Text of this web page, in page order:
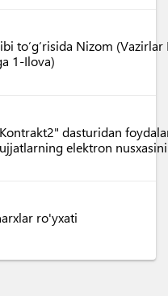
to‘g‘risida Nizom
1-Ilova)
dasturidan
elektron
ro'yxati